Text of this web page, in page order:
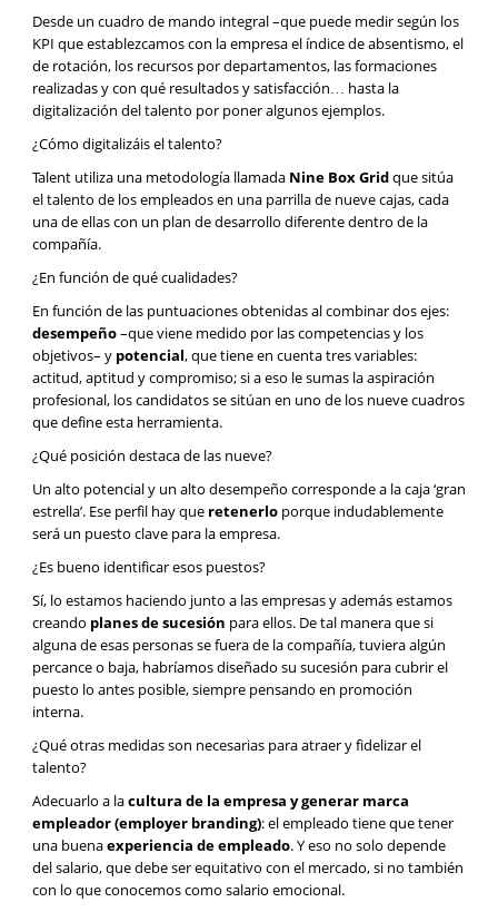
Desde un cuadro de mando integral –que puede medir según los
KPI que establezcamos con la empresa el índice de absentismo, el
de rotación, los recursos por departamentos, las formaciones
realizadas y con qué resultados y satisfacción… hasta la
digitalización del talento por poner algunos ejemplos.
¿Cómo digitalizáis el talento?
Talent utiliza una metodología llamada Nine Box Gridque sitúa
el talento de los empleados en una parrilla de nueve cajas, cada
una de ellas con un plan de desarrollo diferente dentro de la
compañía.
¿En función de qué cualidades?
En función de las puntuaciones obtenidas al combinar dos ejes:
desempeño–que viene medido por las competencias y los
objetivos– y potencial, que tiene en cuenta tres variables:
actitud, aptitud y compromiso; si a eso le sumas la aspiración
profesional, los candidatos se sitúan en uno de los nueve cuadros
que define esta herramienta.
¿Qué posición destaca de las nueve?
Un alto potencial y un alto desempeño corresponde a la caja ‘gran
estrella’. Ese perfil hay que retenerlo porque indudablemente
será un puesto clave para la empresa.
¿Es bueno identificar esos puestos?
Sí, lo estamos haciendo junto a las empresas y además estamos
creando planes de sucesión para ellos. De tal manera que si
alguna de esas personas se fuera de la compañía, tuviera algún
percance o baja, habríamos diseñado su sucesión para cubrir el
puesto lo antes posible, siempre pensando en promoción
interna.
¿Qué otras medidas son necesarias para atraer y fidelizar el
talento?
Adecuarlo a lacultura de la empresa y generar marca
empleador (employer branding): el empleado tiene que tener
una buenaexperiencia de empleado. Y eso no solo depende
del salario, que debe ser equitativo con el mercado, si no también
con lo que conocemos como salario emocional.